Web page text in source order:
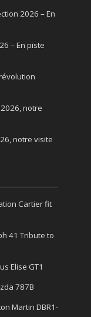
2026 – En
– En piste
notre
notre visite
Cartier fit
41 Tribute to
Elise GT1
787B
Martin DBR1-